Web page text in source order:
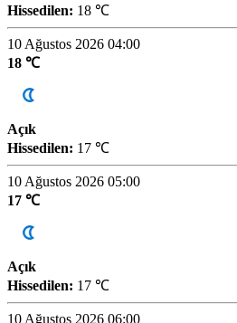
Hissedilen: 18 ℃
10 Ağustos 2026 04:00
18 ℃
Açık
Hissedilen: 17 ℃
10 Ağustos 2026 05:00
17 ℃
Açık
Hissedilen: 17 ℃
10 Ağustos 2026 06:00